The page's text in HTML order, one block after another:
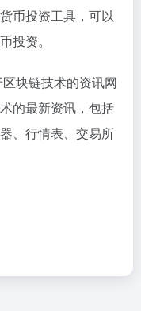
币投资工具，可以
投资。
块链技术的资讯网
的最新资讯，包括
、行情表、交易所